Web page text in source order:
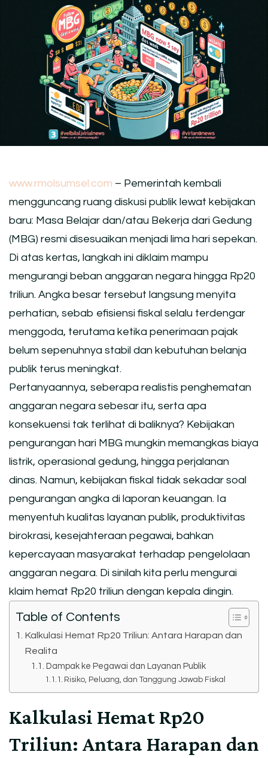
www.rmolsumsel.com – Pemerintah kembali
mengguncang ruang diskusi publik lewat kebijakan
baru: Masa Belajar dan/atau Bekerja dari Gedung
(MBG) resmi disesuaikan menjadi lima hari sepekan.
Di atas kertas, langkah ini diklaim mampu
mengurangi beban anggaran negara hingga Rp20
triliun. Angka besar tersebut langsung menyita
perhatian, sebab efisiensi fiskal selalu terdengar
menggoda, terutama ketika penerimaan pajak
belum sepenuhnya stabil dan kebutuhan belanja
publik terus meningkat.
Pertanyaannya, seberapa realistis penghematan
anggaran negara sebesar itu, serta apa
konsekuensi tak terlihat di baliknya? Kebijakan
pengurangan hari MBG mungkin memangkas biaya
listrik, operasional gedung, hingga perjalanan
dinas. Namun, kebijakan fiskal tidak sekadar soal
pengurangan angka di laporan keuangan. Ia
menyentuh kualitas layanan publik, produktivitas
birokrasi, kesejahteraan pegawai, bahkan
kepercayaan masyarakat terhadap pengelolaan
anggaran negara. Di sinilah kita perlu mengurai
klaim hemat Rp20 triliun dengan kepala dingin.
Table of Contents
Kalkulasi Hemat Rp20 Triliun: Antara Harapan dan
Realita
Dampak ke Pegawai dan Layanan Publik
Risiko, Peluang, dan Tanggung Jawab Fiskal
Kalkulasi Hemat Rp20
Triliun: Antara Harapan dan